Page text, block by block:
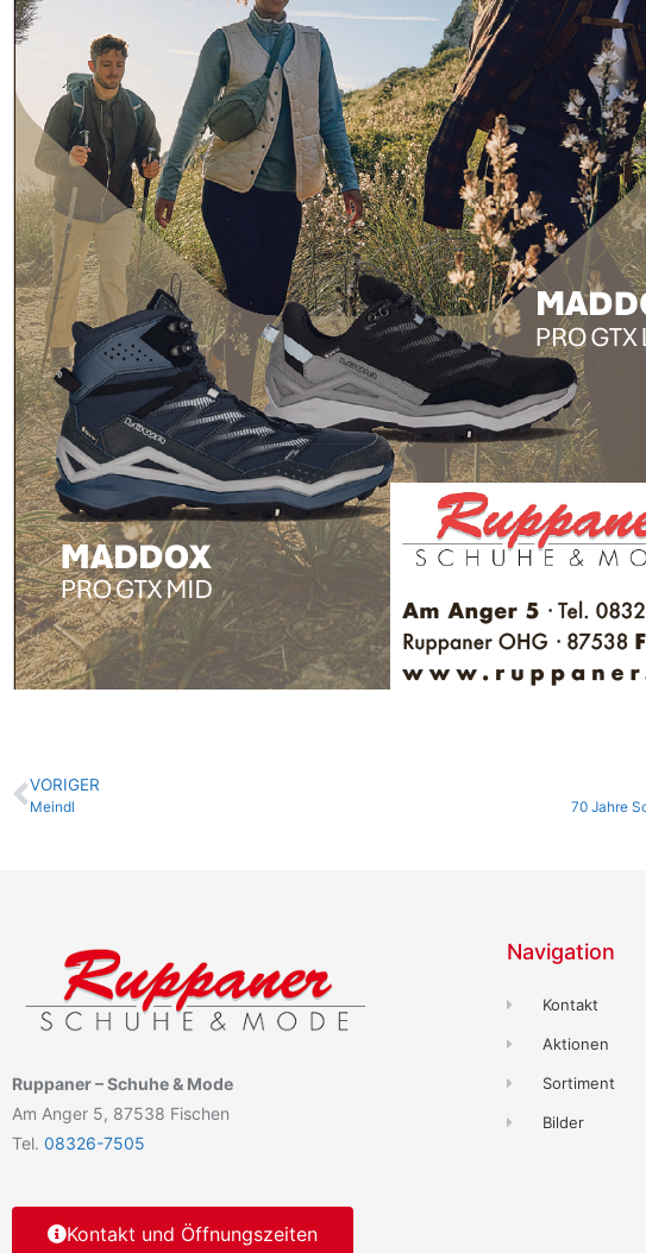
VORIGER
Meindl 70 Jahre
Ruppaner – Schuhe & Mode
Am Anger 5, 87538 Fischen
Tel. 08326-7505
Kontakt und Öffnungszeiten
Navigation
Kontakt
Aktionen
Sortiment
Bilder